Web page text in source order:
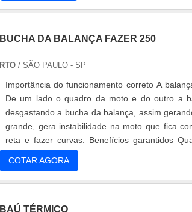
BUCHA DA BALANÇA FAZER 250
RTO/ SÃO PAULO - SP
Importância do funcionamento correto A
De um lado o quadro da moto e do outro a
desgastando a bucha da balança, assim
grande, gera instabilidade na moto que fica
reta e fazer curvas. Benefícios garantidos
COTAR AGORA
BAÚ TÉRMICO